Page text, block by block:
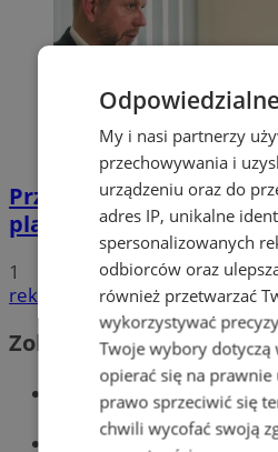
Przyszłość Wodzisławia
planowane inwestycje
1
reklama
Zobacz również
Wiadomości
Wiadomości lokalne
My i nasi partnerzy
przechowywania i
urządzeniu oraz do
adres IP, unikalne
spersonalizowanych
odbiorców oraz
również przetwarzać
wykorzystywać
Twoje wybory dotyczą
opierać się na
prawo sprzeciwić się
chwili wycofać swoją